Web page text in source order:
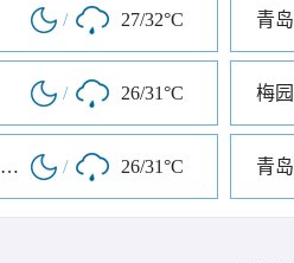
/ 27/32°C 青
/ 26/31°C 梅园
青岛德国监狱旧址博物馆 / 26/31°C 青